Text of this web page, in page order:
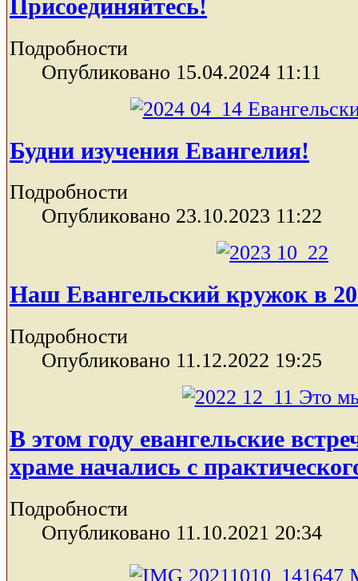
Присоединяйтесь!
Подробности
Опубликовано 15.04.2024 11:11
Будни изучения Евангелия!
Подробности
Опубликовано 23.10.2023 11:22
Наш Евангельский кружок в
Подробности
Опубликовано 11.12.2022 19:25
В этом году евангельские
храме начались с
Подробности
Опубликовано 11.10.2021 20:34